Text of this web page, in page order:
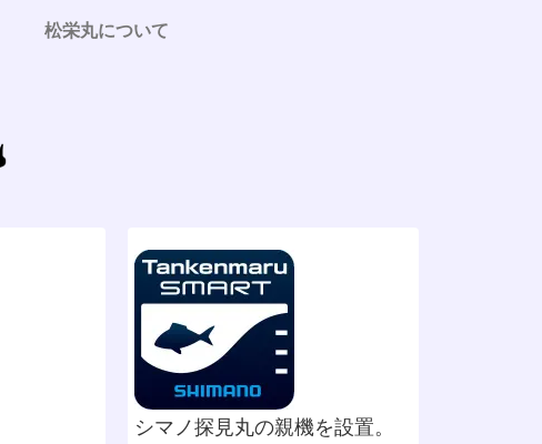
松栄丸について
シマノ探見丸の親機を設置。